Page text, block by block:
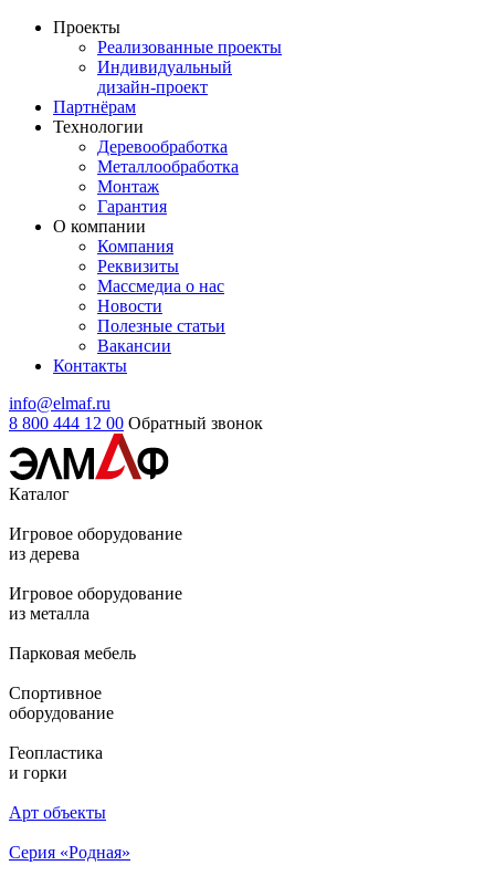
Проекты
Реализованные проекты
Индивидуальный
дизайн-проект
Партнёрам
Технологии
Деревообработка
Металлообработка
Монтаж
Гарантия
О компании
Компания
Реквизиты
Массмедиа о нас
Новости
Полезные статьи
Вакансии
Контакты
info@elmaf.ru
8 800 444 12 00 Обратный звонок
Каталог
Игровое оборудование
из дерева
Игровое оборудование
из металла
Парковая мебель
Спортивное
оборудование
Геопластика
и горки
Арт объекты
Серия «Родная»